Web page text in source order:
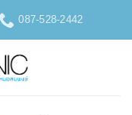
087-528-2442